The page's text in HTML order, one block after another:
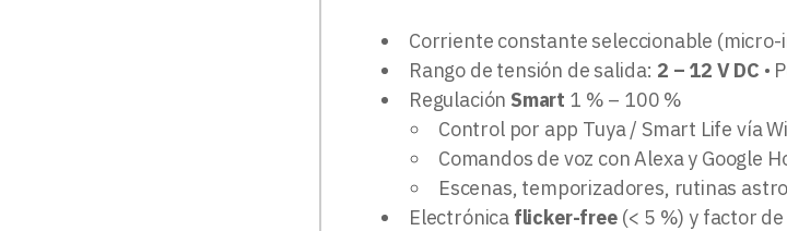
Corriente constante seleccionable
Rango de tensión de salida: 2 – 12 V DC •
Regulación Smart 1 % – 100 %
Control por app Tuya / Smart Life vía
Comandos de voz con Alexa y Google
Escenas, temporizadores, rutinas
Electrónica flicker-free(< 5 %) y factor